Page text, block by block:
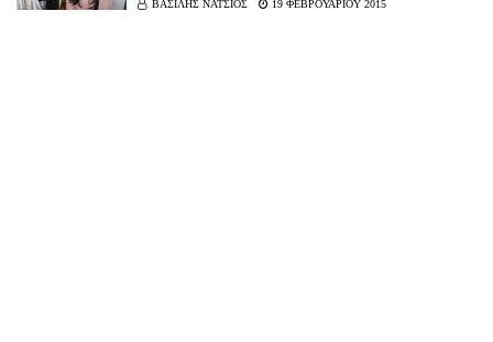
ΒΑΣΙΛΗΣ ΝΑΤΣΙΟΣ 19 ΦΕΒΡΟΥΑΡΙΟΥ 2015